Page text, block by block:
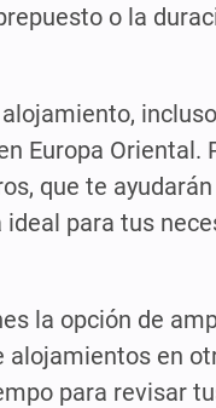
o la
Europa Oriental.
que te
ideal para tus
la opción de
alojamientos en
para revisar